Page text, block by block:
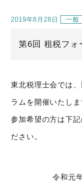
2019年8月28日 一般
第6回 租税フォ
東北税理士会では
ラムを開催いたしま
参加希望の方は下
ださい。
令和元